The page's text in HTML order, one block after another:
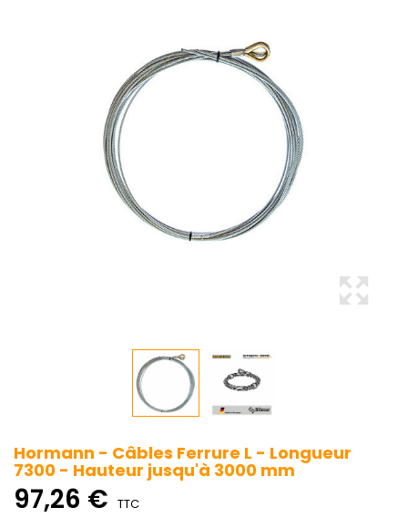
Hormann - Câbles Ferrure L - Longueur
7300 - Hauteur jusqu'à 3000 mm
97,26 € TTC